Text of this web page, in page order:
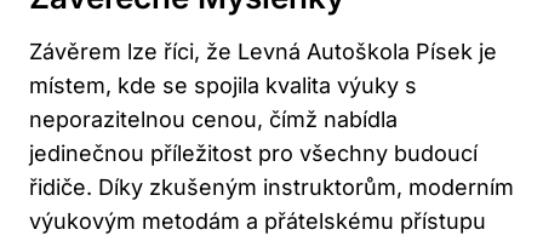
Závěrem lze říci, že Levná Autoškola Písek je
místem, kde se spojila kvalita výuky s
neporazitelnou cenou, čímž nabídla
jedinečnou příležitost pro všechny budoucí
řidiče. Díky zkušeným instruktorům, moderním
výukovým metodám a přátelskému přístupu